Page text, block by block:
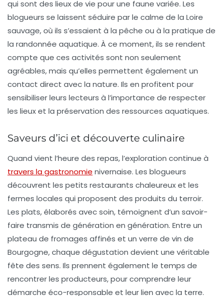
qui sont des lieux de vie pour une faune variée. Les
blogueurs se laissent séduire par le calme de la Loire
sauvage, où ils s’essaient à la pêche ou à la pratique de
la randonnée aquatique. À ce moment, ils se rendent
compte que ces activités sont non seulement
agréables, mais qu’elles permettent également un
contact direct avec la nature. Ils en profitent pour
sensibiliser leurs lecteurs à l’importance de respecter
les lieux et la préservation des ressources aquatiques.
Saveurs d’ici et découverte culinaire
Quand vient l’heure des repas, l’exploration continue à
travers la gastronomie nivernaise. Les blogueurs
découvrent les petits restaurants chaleureux et les
fermes locales qui proposent des produits du terroir.
Les plats, élaborés avec soin, témoignent d’un savoir-
faire transmis de génération en génération. Entre un
plateau de fromages affinés et un verre de vin de
Bourgogne, chaque dégustation devient une véritable
fête des sens. Ils prennent également le temps de
rencontrer les producteurs, pour comprendre leur
démarche éco-responsable et leur lien avec la terre.